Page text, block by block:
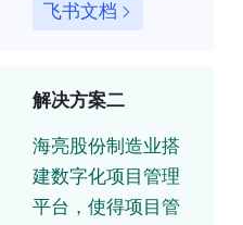
飞书文档
解决方案二
海亮股份制造业搭
建数字化项目管理
平台，使得项目管